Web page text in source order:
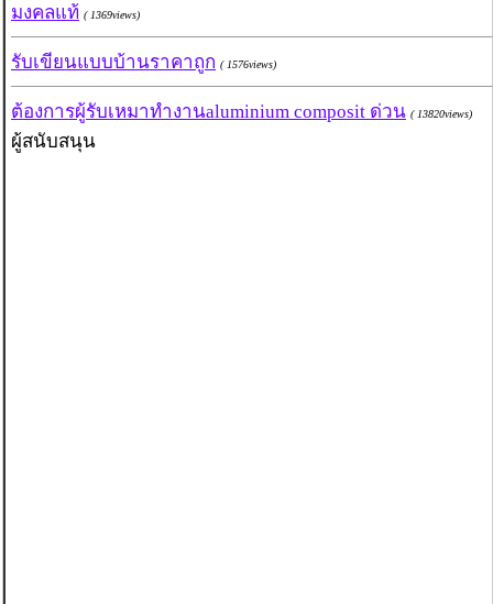
มงคลแท้ ( 1369views)
รับเขียนแบบบ้านราคาถูก ( 1576views)
ต้องการผู้รับเหมาทำงานaluminium composit ด่วน ( 13820views)
ผู้สนับสนุน